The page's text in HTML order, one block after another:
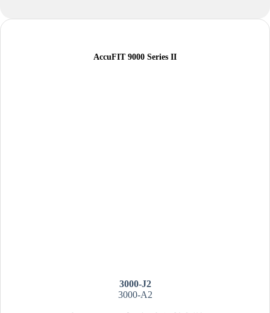
AccuFIT 9000 Series II
3000-J2
3000-A2